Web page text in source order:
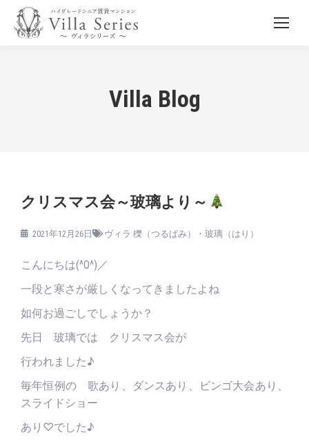
Villa Blog
クリスマス会～玻璃より～
2021年12月26日 ヴィラ 櫟（つるばみ）・玻璃（はり）
こんにちは(^O^)／
一段と寒さが厳しくなってきましたよね
如何お過ごしでしょうか？
先日 玻璃では クリスマス会が
行われました♪
毎年恒例の 歌あり、ダンスあり、ビンゴ大会あり、
スライドショー
あり♡でした♪